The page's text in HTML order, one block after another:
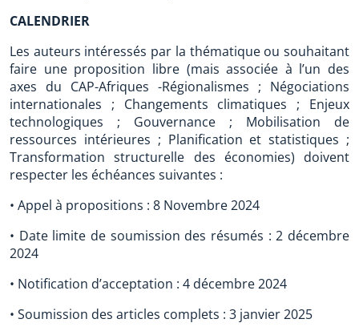
CALENDRIER
Les auteurs intéressés par la thématique ou souhaitant
faire une proposition libre (mais associée à l’un des
axes du CAP-Afriques -Régionalismes ; Négociations
internationales ; Changements climatiques ; Enjeux
technologiques ; Gouvernance ; Mobilisation de
ressources intérieures ; Planification et statistiques ;
Transformation structurelle des économies) doivent
respecter les échéances suivantes :
• Appel à propositions : 8 Novembre 2024
• Date limite de soumission des résumés : 2 décembre
2024
• Notification d’acceptation : 4 décembre 2024
• Soumission des articles complets : 3 janvier 2025